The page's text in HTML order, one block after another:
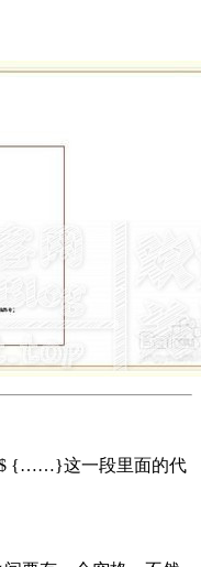
{……}这一段里面的代